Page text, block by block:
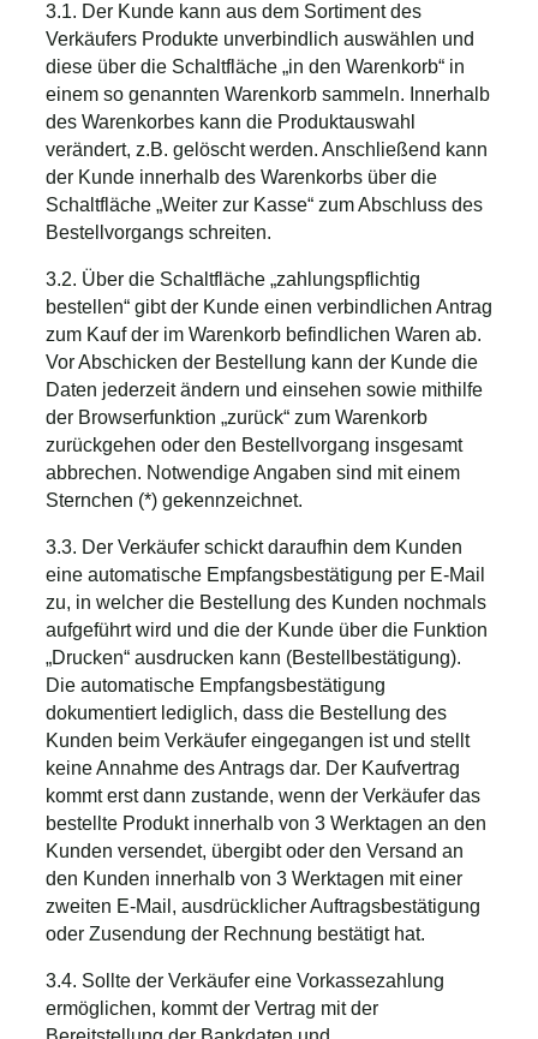
3.1. Der Kunde kann aus dem Sortiment des
Verkäufers Produkte unverbindlich auswählen und
diese über die Schaltfläche „in den Warenkorb“ in
einem so genannten Warenkorb sammeln. Innerhalb
des Warenkorbes kann die Produktauswahl
verändert, z.B. gelöscht werden. Anschließend kann
der Kunde innerhalb des Warenkorbs über die
Schaltfläche „Weiter zur Kasse“ zum Abschluss des
Bestellvorgangs schreiten.
3.2. Über die Schaltfläche „zahlungspflichtig
bestellen“ gibt der Kunde einen verbindlichen Antrag
zum Kauf der im Warenkorb befindlichen Waren ab.
Vor Abschicken der Bestellung kann der Kunde die
Daten jederzeit ändern und einsehen sowie mithilfe
der Browserfunktion „zurück“ zum Warenkorb
zurückgehen oder den Bestellvorgang insgesamt
abbrechen. Notwendige Angaben sind mit einem
Sternchen (*) gekennzeichnet.
3.3. Der Verkäufer schickt daraufhin dem Kunden
eine automatische Empfangsbestätigung per E-Mail
zu, in welcher die Bestellung des Kunden nochmals
aufgeführt wird und die der Kunde über die Funktion
„Drucken“ ausdrucken kann (Bestellbestätigung).
Die automatische Empfangsbestätigung
dokumentiert lediglich, dass die Bestellung des
Kunden beim Verkäufer eingegangen ist und stellt
keine Annahme des Antrags dar. Der Kaufvertrag
kommt erst dann zustande, wenn der Verkäufer das
bestellte Produkt innerhalb von 3 Werktagen an den
Kunden versendet, übergibt oder den Versand an
den Kunden innerhalb von 3 Werktagen mit einer
zweiten E-Mail, ausdrücklicher Auftragsbestätigung
oder Zusendung der Rechnung bestätigt hat.
3.4. Sollte der Verkäufer eine Vorkassezahlung
ermöglichen, kommt der Vertrag mit der